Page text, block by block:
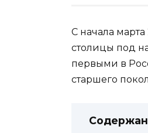
С начала
столицы под
первыми в
старшего